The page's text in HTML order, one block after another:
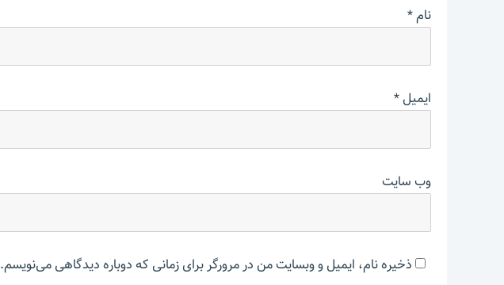
نام*
ایمیل*
وب‌ سایت
ذخیره نام، ایمیل و وبسایت من در مرورگر برای زمانی که دوباره دیدگاهی می‌نویسم.